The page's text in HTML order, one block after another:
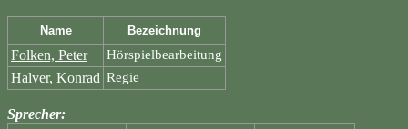
Name Bezeichnung
Folken, Peter Hörspielbearbeitung
Halver, Konrad Regie
Sprecher: